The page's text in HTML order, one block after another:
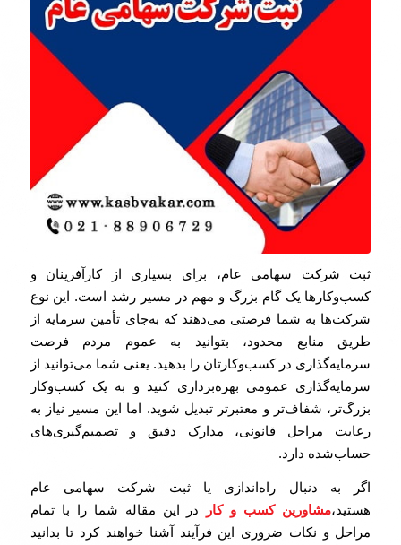
ثبت شرکت سهامی عام، برای بسیاری از کارآفرینان و
کسب‌وکارها یک گام بزرگ و مهم در مسیر رشد است. این نوع
شرکت‌ها به شما فرصتی می‌دهند که به‌جای تأمین سرمایه از
طریق منابع محدود، بتوانید به عموم مردم فرصت
سرمایه‌گذاری در کسب‌وکارتان را بدهید. یعنی شما می‌توانید از
سرمایه‌گذاری عمومی بهره‌برداری کنید و به یک کسب‌وکار
بزرگ‌تر، شفاف‌تر و معتبرتر تبدیل شوید. اما این مسیر نیاز به
رعایت مراحل قانونی، مدارک دقیق و تصمیم‌گیری‌های
حساب‌شده دارد.
اگر به دنبال راه‌اندازی یا ثبت شرکت سهامی عام
هستید،مشاورین کسب و کار
در این مقاله شما را با تمام
مراحل و نکات ضروری این فرآیند آشنا خواهند کرد تا بدانید